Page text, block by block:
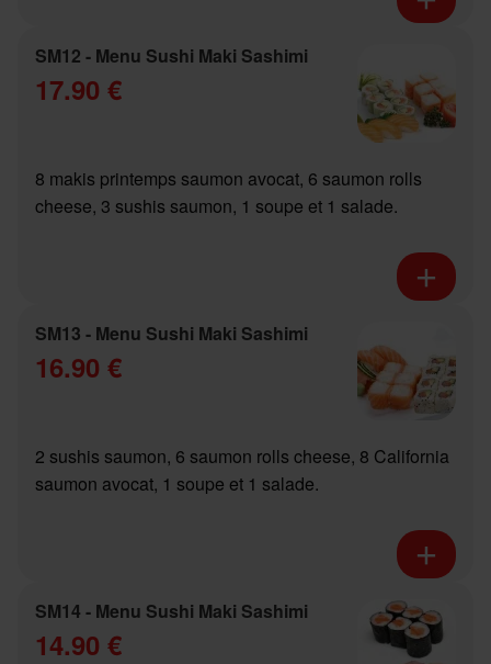
SM12 - Menu Sushi Maki Sashimi
17.90 €
8 makis printemps saumon avocat, 6 saumon rolls
cheese, 3 sushis saumon, 1 soupe et 1 salade.
SM13 - Menu Sushi Maki Sashimi
16.90 €
2 sushis saumon, 6 saumon rolls cheese, 8 California
saumon avocat, 1 soupe et 1 salade.
SM14 - Menu Sushi Maki Sashimi
14.90 €